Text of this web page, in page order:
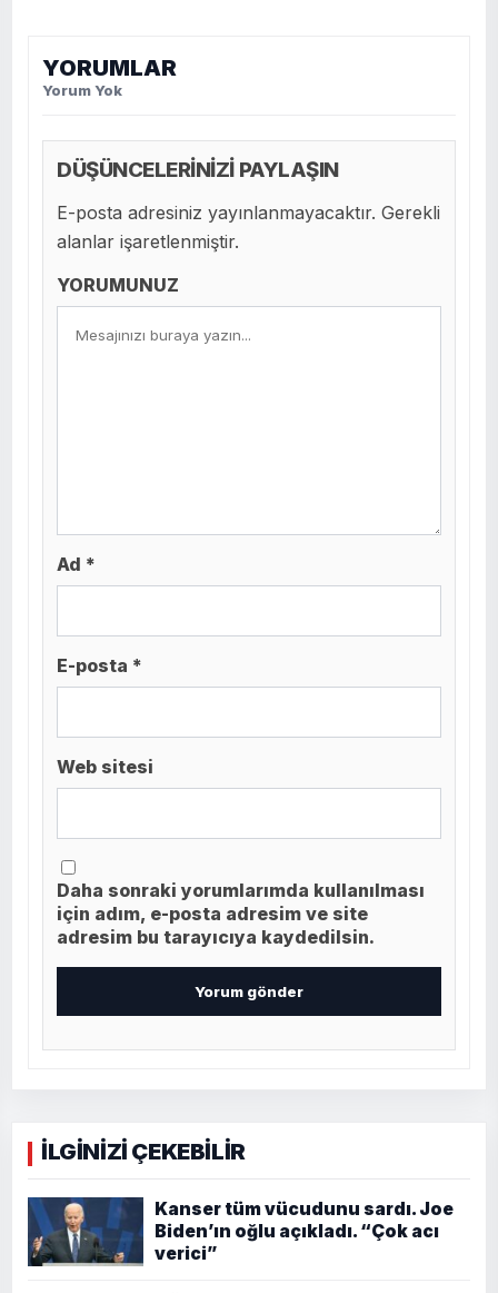
YORUMLAR
Yorum Yok
DÜŞÜNCELERİNİZİ PAYLAŞIN
E-posta adresiniz yayınlanmayacaktır. Gerekli
alanlar işaretlenmiştir.
YORUMUNUZ
Ad *
E-posta *
Web sitesi
Daha sonraki yorumlarımda kullanılması
için adım, e-posta adresim ve site
adresim bu tarayıcıya kaydedilsin.
İLGİNİZİ ÇEKEBİLİR
Kanser tüm vücudunu sardı. Joe
Biden’ın oğlu açıkladı. “Çok acı
verici”